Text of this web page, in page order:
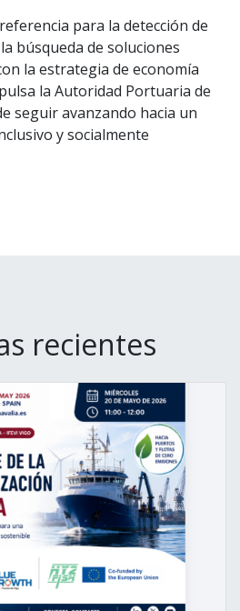
para la detección de
búsqueda de soluciones
la estrategia de economía
la Autoridad Portuaria de
seguir avanzando hacia un
y socialmente
recientes